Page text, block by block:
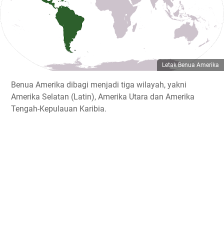
Letak Benua Amerika
Benua Amerika dibagi menjadi tiga wilayah, yakni
Amerika Selatan (Latin), Amerika Utara dan Amerika
Tengah-Kepulauan Karibia.